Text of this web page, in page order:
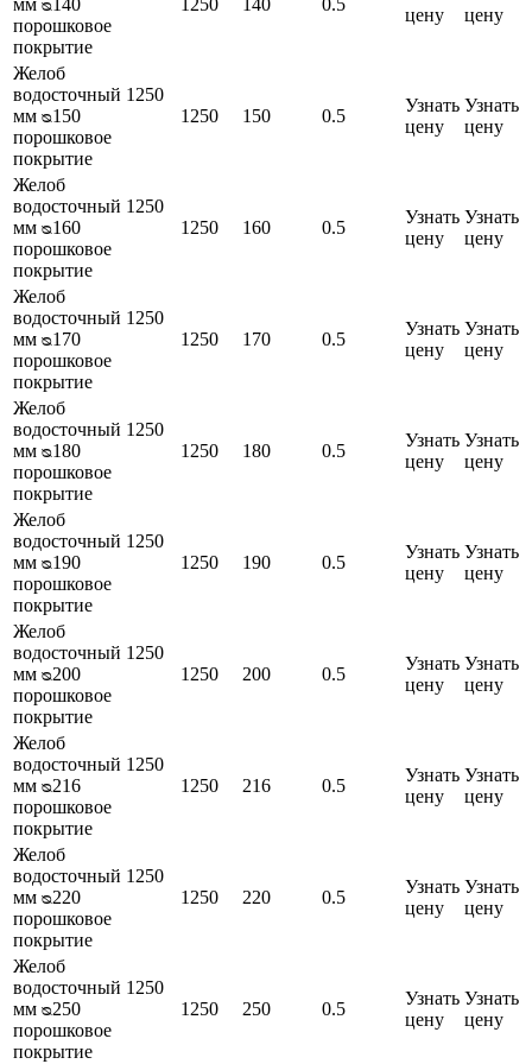
мм ᴓ140
порошковое
покрытие
1250 140 0.5
цену
цену
Желоб
водосточный 1250
мм ᴓ150
порошковое
покрытие
1250 150 0.5
Узнать
цену
Узнать
цену
Желоб
водосточный 1250
мм ᴓ160
порошковое
покрытие
1250 160 0.5
Узнать
цену
Узнать
цену
Желоб
водосточный 1250
мм ᴓ170
порошковое
покрытие
1250 170 0.5
Узнать
цену
Узнать
цену
Желоб
водосточный 1250
мм ᴓ180
порошковое
покрытие
1250 180 0.5
Узнать
цену
Узнать
цену
Желоб
водосточный 1250
мм ᴓ190
порошковое
покрытие
1250 190 0.5
Узнать
цену
Узнать
цену
Желоб
водосточный 1250
мм ᴓ200
порошковое
покрытие
1250 200 0.5
Узнать
цену
Узнать
цену
Желоб
водосточный 1250
мм ᴓ216
порошковое
покрытие
1250 216 0.5
Узнать
цену
Узнать
цену
Желоб
водосточный 1250
мм ᴓ220
порошковое
покрытие
1250 220 0.5
Узнать
цену
Узнать
цену
Желоб
водосточный 1250
мм ᴓ250
порошковое
покрытие
1250 250 0.5
Узнать
цену
Узнать
цену